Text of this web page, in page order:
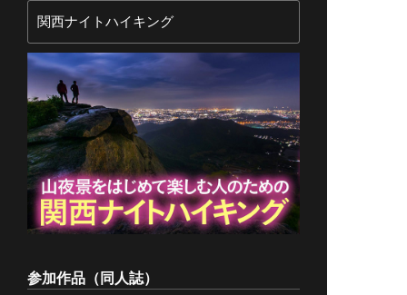
関西ナイトハイキング
参加作品（同人誌）